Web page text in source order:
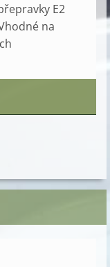
E2
na